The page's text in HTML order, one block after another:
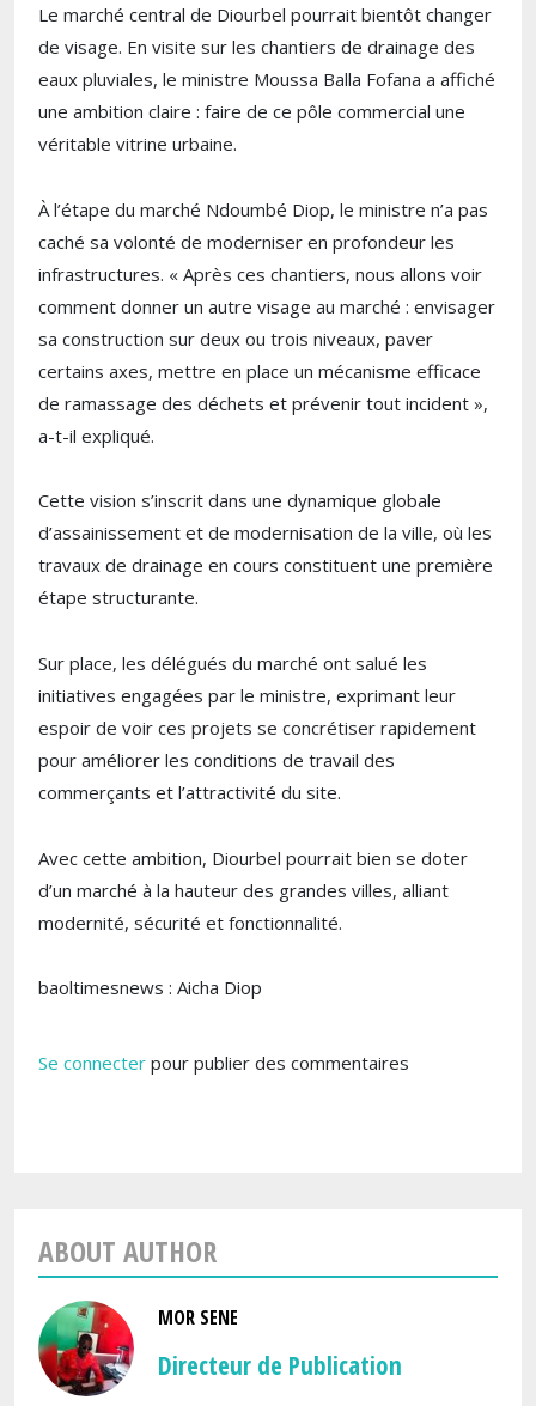
Le marché central de Diourbel pourrait bientôt changer
de visage. En visite sur les chantiers de drainage des
eaux pluviales, le ministre Moussa Balla Fofana a affiché
une ambition claire : faire de ce pôle commercial une
véritable vitrine urbaine.
À l’étape du marché Ndoumbé Diop, le ministre n’a pas
caché sa volonté de moderniser en profondeur les
infrastructures. « Après ces chantiers, nous allons voir
comment donner un autre visage au marché : envisager
sa construction sur deux ou trois niveaux, paver
certains axes, mettre en place un mécanisme efficace
de ramassage des déchets et prévenir tout incident »,
a-t-il expliqué.
Cette vision s’inscrit dans une dynamique globale
d’assainissement et de modernisation de la ville, où les
travaux de drainage en cours constituent une première
étape structurante.
Sur place, les délégués du marché ont salué les
initiatives engagées par le ministre, exprimant leur
espoir de voir ces projets se concrétiser rapidement
pour améliorer les conditions de travail des
commerçants et l’attractivité du site.
Avec cette ambition, Diourbel pourrait bien se doter
d’un marché à la hauteur des grandes villes, alliant
modernité, sécurité et fonctionnalité.
baoltimesnews : Aicha Diop
Se connecter pour publier des commentaires
ABOUT AUTHOR
MOR SENE
Directeur de Publication